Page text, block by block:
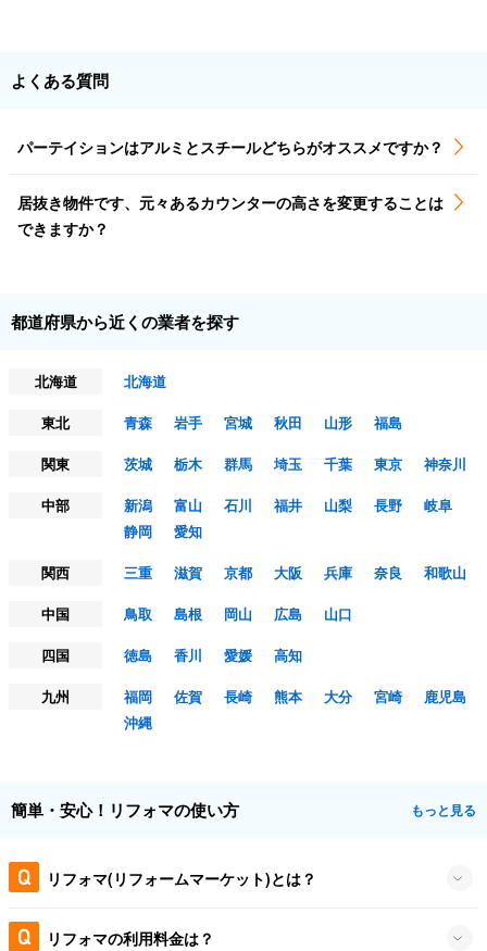
よくある質問
パーテイションはアルミとスチールどちらがオススメですか？
居抜き物件です、元々あるカウンターの高さを変更することは
できますか？
都道府県から近くの業者を探す
北海道
北海道
東北
青森 岩手 宮城 秋田 山形
福島
関東
茨城 栃木 群馬 埼玉 千葉 東京
神奈川
中部
新潟 富山 石川 福井 山梨 長野
岐阜
静岡
愛知
関西
三重 滋賀 京都 大阪 兵庫 奈良
和歌山
中国
鳥取 島根 岡山 広島
山口
四国
徳島 香川 愛媛
高知
九州
福岡 佐賀 長崎 熊本 大分 宮崎
鹿児島
沖縄
簡単・安心！リフォマの使い方 もっと見る
リフォマ(リフォームマーケット)とは？
リフォマの利用料金は？